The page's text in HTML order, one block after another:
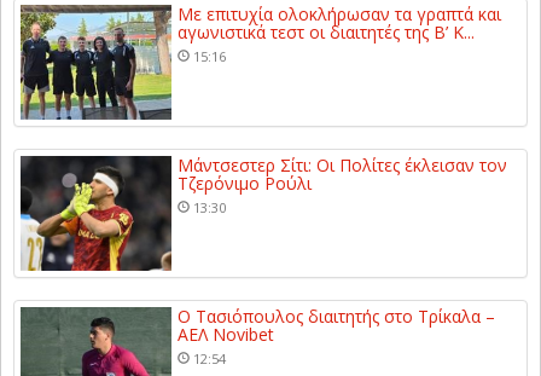
Με επιτυχία ολοκλήρωσαν τα γραπτά και
αγωνιστικά τεστ οι διαιτητές της Β’ Κ...
15:16
Μάντσεστερ Σίτι: Οι Πολίτες έκλεισαν τον
Τζερόνιμο Ρούλι
13:30
Ο Τασιόπουλος διαιτητής στο Τρίκαλα –
ΑΕΛ Novibet
12:54